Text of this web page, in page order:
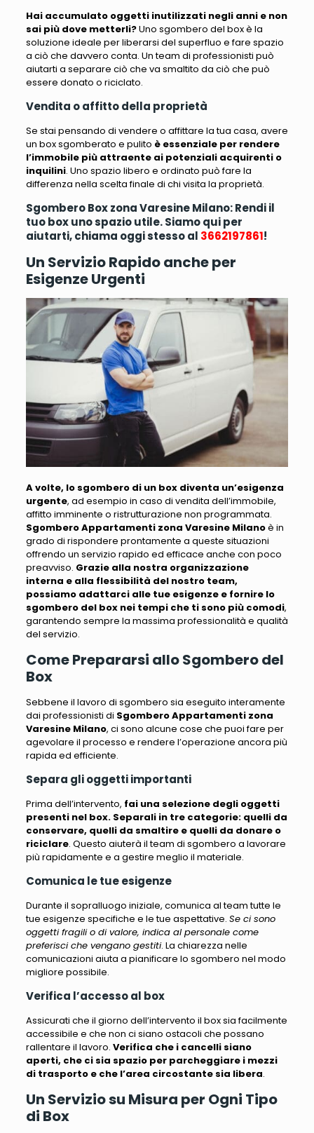
Hai accumulato oggetti inutilizzati negli anni e non
sai più dove metterli?Uno sgombero del boxè la
soluzione ideale per liberarsi del superfluo e fare spazio
a ciò che davvero conta. Un team di professionisti può
aiutarti a separare ciò che va smaltito da ciò che può
essere donato o riciclato.
Vendita o affitto della proprietà
Se stai pensando di vendere o affittare la tua casa, avere
un box sgomberato e pulito è essenziale per rendere
l’immobile più attraente ai potenziali acquirenti o
inquilini. Uno spazio libero e ordinato può fare la
differenza nella scelta finale di chi visita la proprietà.
Sgombero Box zona Varesine Milano: Rendi il
tuo box uno spazio utile. Siamo qui per
aiutarti, chiama oggi stesso al 3662197861!
Un Servizio Rapido anche per
Esigenze Urgenti
A volte, lo sgombero di un box diventa un’esigenza
urgente, ad esempio in caso di vendita dell’immobile,
affitto imminente o ristrutturazione non programmata.
Sgombero Appartamenti zona Varesine Milanoè in
grado di rispondere prontamente a queste situazioni
offrendo un servizio rapido ed efficace anche con poco
preavviso. Grazie alla nostra organizzazione
interna e alla flessibilità del nostro team,
possiamo adattarci alle tue esigenze e fornire lo
sgombero del box nei tempi che ti sono più comodi,
garantendo sempre la massima professionalità e qualità
del servizio.
Come Prepararsi allo Sgombero del
Box
Sebbene il lavoro di sgombero sia eseguito interamente
dai professionisti di Sgombero Appartamenti zona
Varesine Milano, ci sono alcune cose che puoi fare per
agevolare il processo e rendere l’operazione ancora più
rapida ed efficiente.
Separa gli oggetti importanti
Prima dell’intervento, fai una selezione degli oggetti
presenti nel box. Separali in tre categorie: quelli da
conservare, quelli da smaltire e quelli da donare o
riciclare. Questo aiuterà il team di sgombero a lavorare
più rapidamente e a gestire meglio il materiale.
Comunica le tue esigenze
Durante il sopralluogo iniziale, comunica al team tutte le
tue esigenze specifiche e le tue aspettative. Se ci sono
oggetti fragili o di valore, indica al personale come
preferisci che vengano gestiti. La chiarezza nelle
comunicazioni aiuta a pianificare lo sgombero nel modo
migliore possibile.
Verifica l’accesso al box
Assicurati che il giorno dell’intervento il box sia facilmente
accessibile e che non ci siano ostacoli che possano
rallentare il lavoro. Verifica che i cancelli siano
aperti, che ci sia spazio per parcheggiare i mezzi
di trasporto e che l’area circostante sia libera.
Un Servizio su Misura per Ogni Tipo
di Box